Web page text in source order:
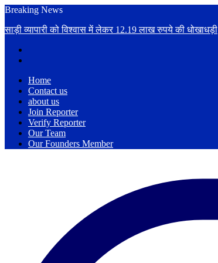
Breaking News
साड़ी व्यापारी को विश्वास में लेकर 12.19 लाख रुपये की धोखाधड़ी
Home
Contact us
about us
Join Reporter
Verify Reporter
Our Team
Our Founders Member